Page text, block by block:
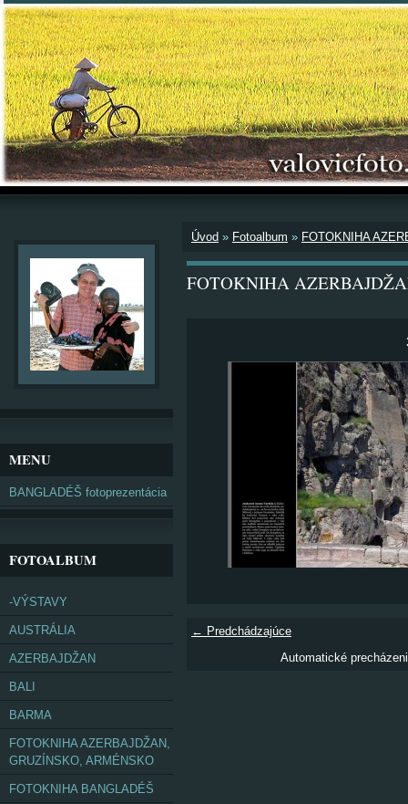
Úvod » Fotoalbum » FOTOKNIHA
FOTOKNIHA
← Predchádzajúce
Automatické
MENU
BANGLADÉŠ fotoprezentácia
FOTOALBUM
-VÝSTAVY
AUSTRÁLIA
AZERBAJDŽAN
BALI
BARMA
FOTOKNIHA AZERBAJDŽAN,
GRUZÍNSKO, ARMÉNSKO
FOTOKNIHA BANGLADÉŠ